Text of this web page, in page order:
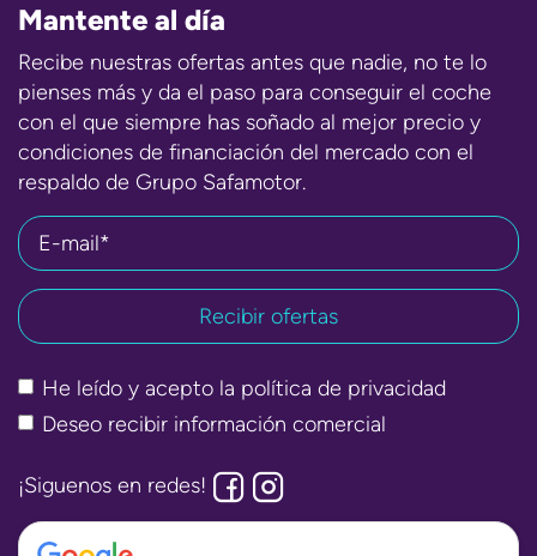
Mantente al día
Recibe nuestras ofertas antes que nadie, no te lo
pienses más y da el paso para conseguir el coche
con el que siempre has soñado al mejor precio y
condiciones de financiación del mercado con el
respaldo de Grupo Safamotor.
E-mail*
He leído y acepto la política de privacidad
Deseo recibir información comercial
¡Siguenos en redes!